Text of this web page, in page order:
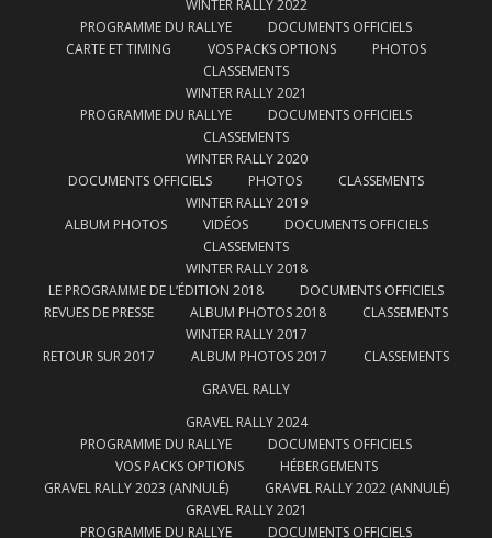
WINTER RALLY 2022
PROGRAMME DU RALLYE
DOCUMENTS OFFICIELS
CARTE ET TIMING
VOS PACKS OPTIONS
PHOTOS
CLASSEMENTS
WINTER RALLY 2021
PROGRAMME DU RALLYE
DOCUMENTS OFFICIELS
CLASSEMENTS
WINTER RALLY 2020
DOCUMENTS OFFICIELS
PHOTOS
CLASSEMENTS
WINTER RALLY 2019
ALBUM PHOTOS
VIDÉOS
DOCUMENTS OFFICIELS
CLASSEMENTS
WINTER RALLY 2018
LE PROGRAMME DE L’ÉDITION 2018
DOCUMENTS OFFICIELS
REVUES DE PRESSE
ALBUM PHOTOS 2018
CLASSEMENTS
WINTER RALLY 2017
RETOUR SUR 2017
ALBUM PHOTOS 2017
CLASSEMENTS
GRAVEL RALLY
GRAVEL RALLY 2024
PROGRAMME DU RALLYE
DOCUMENTS OFFICIELS
VOS PACKS OPTIONS
HÉBERGEMENTS
GRAVEL RALLY 2023 (ANNULÉ)
GRAVEL RALLY 2022 (ANNULÉ)
GRAVEL RALLY 2021
PROGRAMME DU RALLYE
DOCUMENTS OFFICIELS